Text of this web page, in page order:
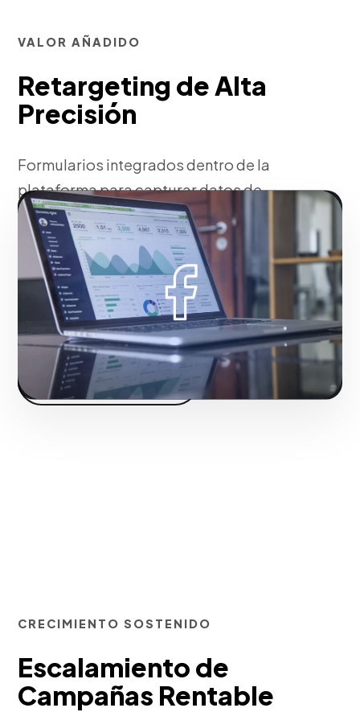
VALOR AÑADIDO
Retargeting de Alta
Precisión
Formularios integrados dentro de la
plataforma para capturar datos de
contacto rápidamente sin necesidad de
web externa.
Fase 2:Segmentación de audiencias Lookalike
(similares).
Iniciar proyecto
CRECIMIENTO SOSTENIDO
Escalamiento de
Campañas Rentable